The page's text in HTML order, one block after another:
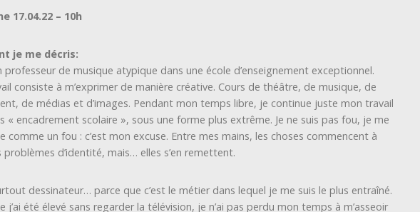
17.04.22 – 10h
je me décris:
professeur de musique atypique dans une école d’enseignement exceptionnel.
consiste à m’exprimer de manière créative. Cours de théâtre, de musique, de
de médias et d’images. Pendant mon temps libre, je continue juste mon travail
« encadrement scolaire », sous une forme plus extrême. Je ne suis pas fou, je me
comme un fou : c’est mon excuse. Entre mes mains, les choses commencent à
problèmes d’identité, mais… elles s’en remettent.
dessinateur… parce que c’est le métier dans lequel je me suis le plus entraîné.
j’ai été élevé sans regarder la télévision, je n’ai pas perdu mon temps à m’asseoir